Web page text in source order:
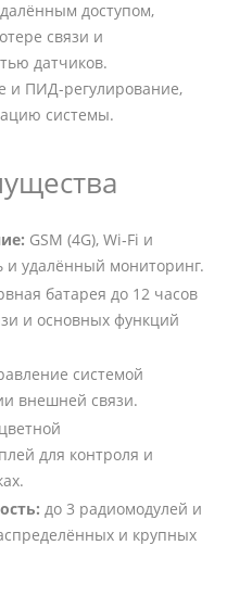
доступом,
связи и
датчиков.
и ПИД-регулирование,
системы.
GSM (4G), Wi‑Fi и
и удалённый мониторинг.
батарея до 12 часов
и основных функций
системой
внешней связи.
цветной
для контроля и
до 3 радиомодулей и
и крупных